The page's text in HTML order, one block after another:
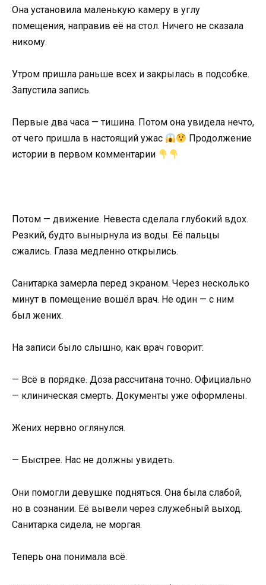
Она установила маленькую камеру в углу
помещения, направив её на стол. Ничего не сказала
никому.
Утром пришла раньше всех и закрылась в подсобке.
Запустила запись.
Первые два часа — тишина. Потом она увидела нечто,
от чего пришла в настоящий ужас
Продолжение
истории в первом комментарии
Потом — движение. Невеста сделала глубокий вдох.
Резкий, будто вынырнула из воды. Её пальцы
сжались. Глаза медленно открылись.
Санитарка замерла перед экраном. Через несколько
минут в помещение вошёл врач. Не один — с ним
был жених.
На записи было слышно, как врач говорит:
— Всё в порядке. Доза рассчитана точно. Официально
— клиническая смерть. Документы уже оформлены.
Жених нервно оглянулся.
— Быстрее. Нас не должны увидеть.
Они помогли девушке подняться. Она была слабой,
но в сознании. Её вывели через служебный выход.
Санитарка сидела, не моргая.
Теперь она понимала всё.